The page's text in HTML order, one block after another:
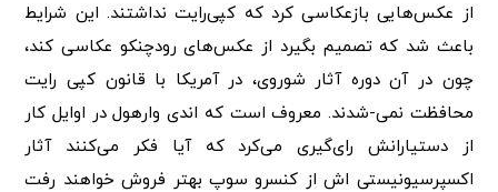
از عکس‌هایی بازعکاسی کرد که کپی‌رایت نداشتند. این شرایط
باعث شد که تصمیم بگیرد از عکس‌های رودچنکو عکاسی کند،
چون در آن دوره آثار شوروی، در آمریکا با قانون کپی رایت
محافظت نمی-شدند. معروف است که اندی وارهول در اوایل کار
از دستیارانش رای‌گیری می‌کرد که آیا فکر می‌کنند آثار
اکسپرسیونیستی اش از کنسرو سوپ بهتر فروش خواهند رفت